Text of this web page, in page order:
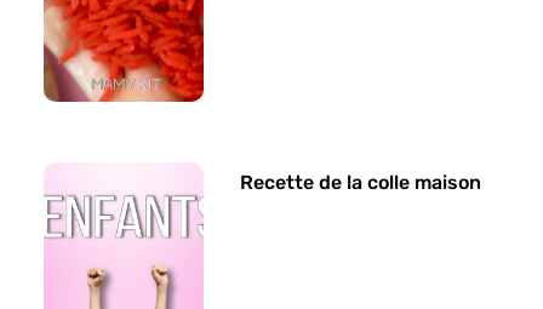
Recette de la colle maison